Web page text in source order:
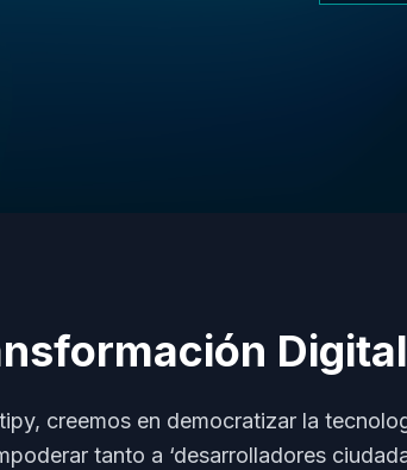
creemos en democratizar la
tanto a ‘desarrolladores